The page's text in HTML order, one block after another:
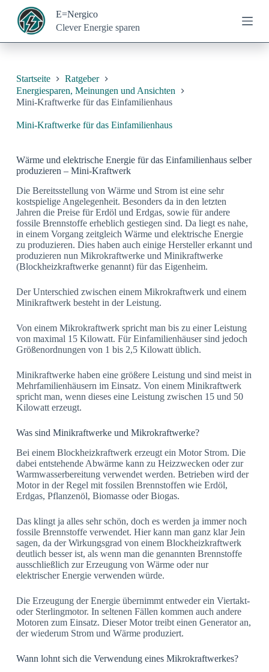
I
p
E=Nergico
Clever Energie sparen
Startseite
Ratgeber
Energiesparen, Meinungen und Ansichten
Mini-Kraftwerke für das Einfamilienhaus
Mini-Kraftwerke für das Einfamilienhaus
Wärme und elektrische Energie für das Einfamilienhaus selber
produzieren – Mini-Kraftwerk
Die Bereitsstellung von Wärme und Strom ist eine sehr
kostspielige Angelegenheit. Besonders da in den letzten
Jahren die Preise für Erdöl und Erdgas, sowie für andere
fossile Brennstoffe erheblich gestiegen sind. Da liegt es nahe,
in einem Vorgang zeitgleich Wärme und elektrische Energie
zu produzieren. Dies haben auch einige Hersteller erkannt und
produzieren nun Mikrokraftwerke und Minikraftwerke
(Blockheizkraftwerke genannt) für das Eigenheim.
Der Unterschied zwischen einem Mikrokraftwerk und einem
Minikraftwerk besteht in der Leistung.
Von einem Mikrokraftwerk spricht man bis zu einer Leistung
von maximal 15 Kilowatt. Für Einfamilienhäuser sind jedoch
Größenordnungen von 1 bis 2,5 Kilowatt üblich.
Minikraftwerke haben eine größere Leistung und sind meist in
Mehrfamilienhäusern im Einsatz. Von einem Minikraftwerk
spricht man, wenn dieses eine Leistung zwischen 15 und 50
Kilowatt erzeugt.
Was sind Minikraftwerke und Mikrokraftwerke?
Bei einem Blockheizkraftwerk erzeugt ein Motor Strom. Die
dabei entstehende Abwärme kann zu Heizzwecken oder zur
Warmwasserbereitung verwendet werden. Betrieben wird der
Motor in der Regel mit fossilen Brennstoffen wie Erdöl,
Erdgas, Pflanzenöl, Biomasse oder Biogas.
Das klingt ja alles sehr schön, doch es werden ja immer noch
fossile Brennstoffe verwendet. Hier kann man ganz klar Jein
sagen, da der Wirkungsgrad von einem Blockheizkraftwerk
deutlich besser ist, als wenn man die genannten Brennstoffe
ausschließlich zur Erzeugung von Wärme oder nur
elektrischer Energie verwenden würde.
Die Erzeugung der Energie übernimmt entweder ein Viertakt-
oder Sterlingmotor. In seltenen Fällen kommen auch andere
Motoren zum Einsatz. Dieser Motor treibt einen Generator an,
der wiederum Strom und Wärme produziert.
Wann lohnt sich die Verwendung eines Mikrokraftwerkes?